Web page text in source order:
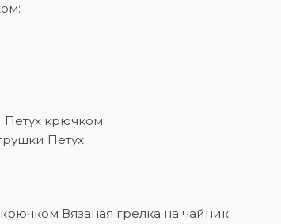
крючком:
Петух:
Вязаная грелка на чайник